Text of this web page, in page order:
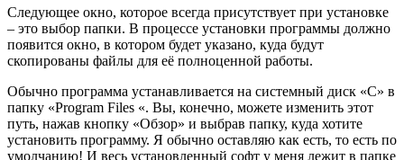
Следующее окно, которое всегда присутствует при установке
– это выбор папки. В процессе установки программы должно
появится окно, в котором будет указано, куда будут
скопированы файлы для её полноценной работы.
Обычно программа устанавливается на системный диск «C» в
папку «Program Files «. Вы, конечно, можете изменить этот
путь, нажав кнопку «Обзор» и выбрав папку, куда хотите
установить программу. Я обычно оставляю как есть, то есть по
умолчанию! И весь установленный софт у меня лежит в папке